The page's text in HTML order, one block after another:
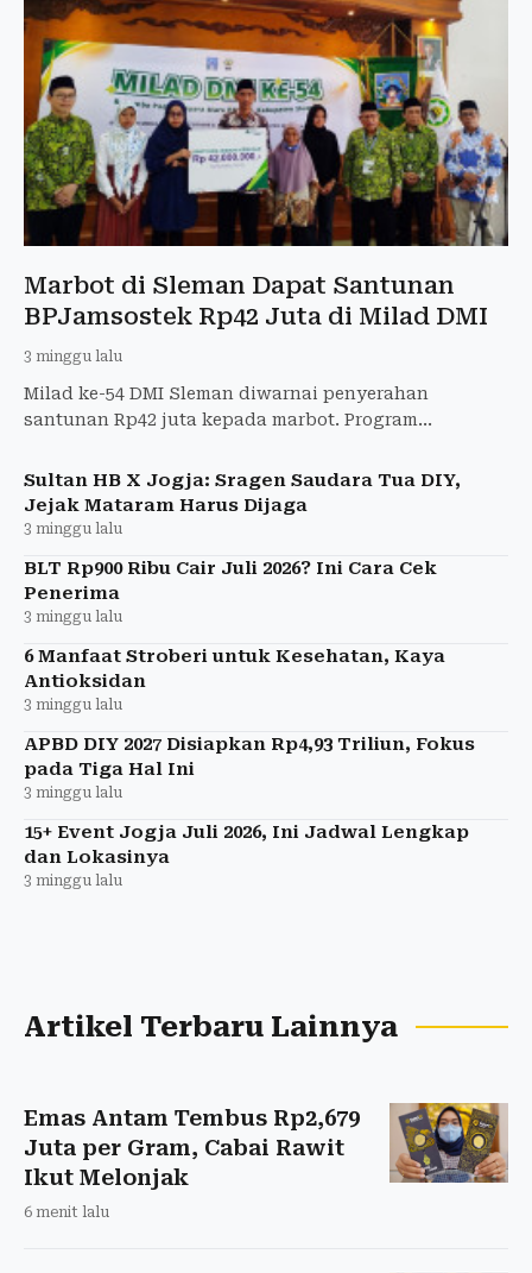
Marbot di Sleman Dapat Santunan
BPJamsostek Rp42 Juta di Milad DMI
3 minggu lalu
Milad ke-54 DMI Sleman diwarnai penyerahan
santunan Rp42 juta kepada marbot. Program
Baznas, BSI, dan Pemkab Slem
Sultan HB X Jogja: Sragen Saudara Tua DIY,
Jejak Mataram Harus Dijaga
3 minggu lalu
BLT Rp900 Ribu Cair Juli 2026? Ini Cara Cek
Penerima
3 minggu lalu
6 Manfaat Stroberi untuk Kesehatan, Kaya
Antioksidan
3 minggu lalu
APBD DIY 2027 Disiapkan Rp4,93 Triliun, Fokus
pada Tiga Hal Ini
3 minggu lalu
15+ Event Jogja Juli 2026, Ini Jadwal Lengkap
dan Lokasinya
3 minggu lalu
Artikel Terbaru Lainnya
Emas Antam Tembus Rp2,679
Juta per Gram, Cabai Rawit
Ikut Melonjak
6 menit lalu